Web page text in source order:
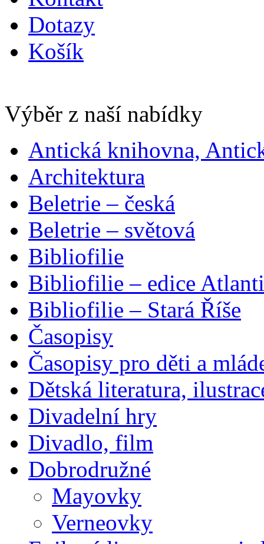
Dotazy
Košík
Výběr z naší nabídky
Antická knihovna,
Architektura
Beletrie – česká
Beletrie – světová
Bibliofilie
Bibliofilie – edice
Bibliofilie – Stará Říše
Časopisy
Časopisy pro děti a
Dětská literatura,
Divadelní hry
Divadlo, film
Dobrodružné
Mayovky
Verneovky